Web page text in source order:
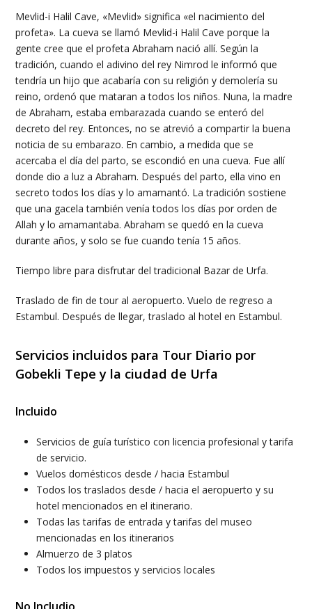
Mevlid-i Halil Cave, «Mevlid» significa «el nacimiento del
profeta». La cueva se llamó Mevlid-i Halil Cave porque la
gente cree que el profeta Abraham nació allí. Según la
tradición, cuando el adivino del rey Nimrod le informó que
tendría un hijo que acabaría con su religión y demolería su
reino, ordenó que mataran a todos los niños. Nuna, la madre
de Abraham, estaba embarazada cuando se enteró del
decreto del rey. Entonces, no se atrevió a compartir la buena
noticia de su embarazo. En cambio, a medida que se
acercaba el día del parto, se escondió en una cueva. Fue allí
donde dio a luz a Abraham. Después del parto, ella vino en
secreto todos los días y lo amamantó. La tradición sostiene
que una gacela también venía todos los días por orden de
Allah y lo amamantaba. Abraham se quedó en la cueva
durante años, y solo se fue cuando tenía 15 años.
Tiempo libre para disfrutar del tradicional Bazar de Urfa.
Traslado de fin de tour al aeropuerto. Vuelo de regreso a
Estambul. Después de llegar, traslado al hotel en Estambul.
Servicios incluidos para Tour Diario por
Gobekli Tepe y la ciudad de Urfa
Incluido
Servicios de guía turístico con licencia profesional y tarifa
de servicio.
Vuelos domésticos desde / hacia Estambul
Todos los traslados desde / hacia el aeropuerto y su
hotel mencionados en el itinerario.
Todas las tarifas de entrada y tarifas del museo
mencionadas en los itinerarios
Almuerzo de 3 platos
Todos los impuestos y servicios locales